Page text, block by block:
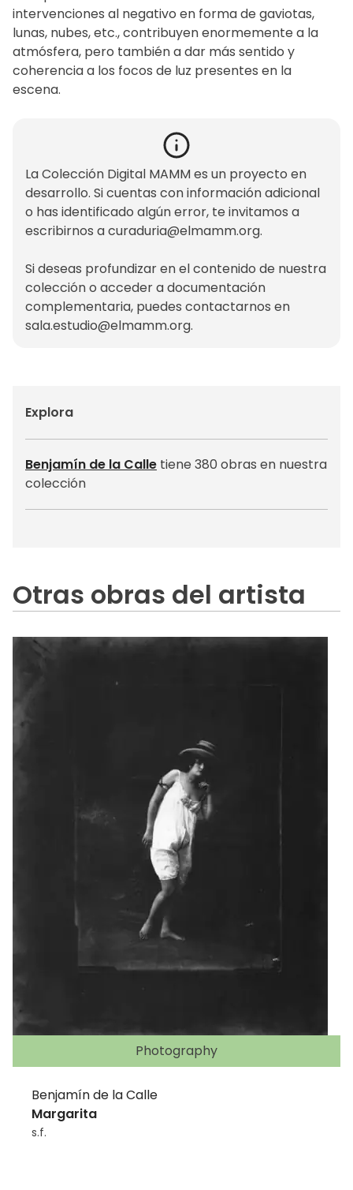
intervenciones al negativo en forma de gaviotas,
lunas, nubes, etc., contribuyen enormemente a la
atmósfera, pero también a dar más sentido y
coherencia a los focos de luz presentes en la
escena.
La Colección Digital MAMM es un proyecto en
desarrollo. Si cuentas con información adicional
o has identificado algún error, te invitamos a
escribirnos acuraduria@elmamm.org.
Si deseas profundizar en el contenido de nuestra
colección o acceder a documentación
complementaria, puedes contactarnos en
sala.estudio@elmamm.org.
Explora
Benjamín de la Calle tiene 380 obras en nuestra
colección
Otras obras del artista
Photography
Benjamín de la Calle
Margarita
s.f.